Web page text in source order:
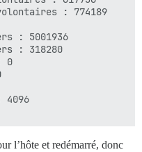
: 774189
: 5001936
: 318280
0
l’hôte et redémarré, donc